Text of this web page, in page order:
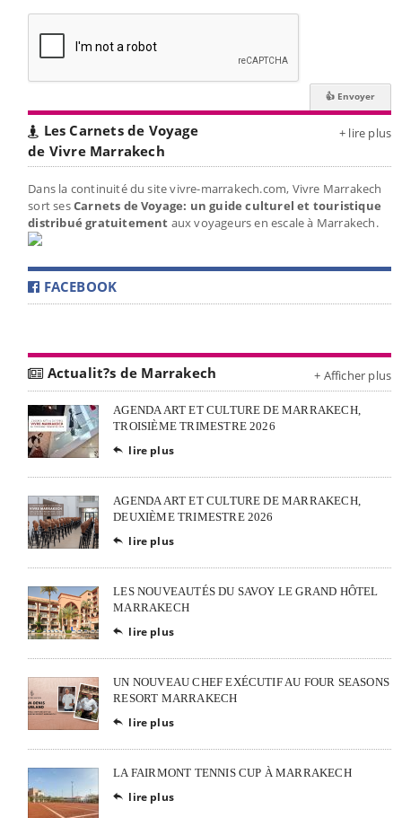
Les Carnets de Voyage
de Vivre Marrakech
+ lire plus
Dans la continuité du site vivre-marrakech.com, Vivre Marrakech
sort sesCarnets de Voyage: un guide culturel et touristique
distribué gratuitement aux voyageurs en escale à Marrakech.
FACEBOOK
Actualit?s de Marrakech + Afficher plus
AGENDA ART ET CULTURE DE MARRAKECH,
TROISIÈME TRIMESTRE 2026
 lire plus
AGENDA ART ET CULTURE DE MARRAKECH,
DEUXIÈME TRIMESTRE 2026
 lire plus
LES NOUVEAUTÉS DU SAVOY LE GRAND HÔTEL
MARRAKECH
 lire plus
UN NOUVEAU CHEF EXÉCUTIF AU FOUR SEASONS
RESORT MARRAKECH
 lire plus
LA FAIRMONT TENNIS CUP À MARRAKECH
 lire plus